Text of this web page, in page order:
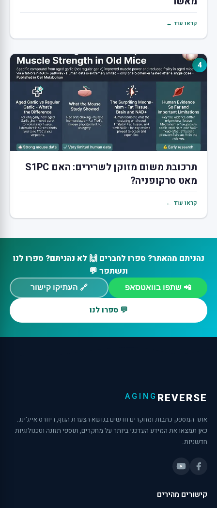
קראו עוד ←
4
תרכובת משום מזוקן לשרירים: האם S1PC
מאט סרקופניה?
קראו עוד ←
נהניתם מהאתר? ספרו לחברים 🙌 לא נהניתם? ספרו לנו
ונשתפר 💬
📲 שתפו בוואטסאפ 🔗 העתיקו קישור
💬 ספרו לנו
REVERSE
AGING
אתר המספק כתבות ומחקרים חדשים בנושא הצערת הגוף, ריוורס אייג'ינג.
כאן תמצאו את המידע העדכני ביותר על מחקרים, תוספי תזונה וטכנולוגיות
חדשניות.
קישורים מהירים